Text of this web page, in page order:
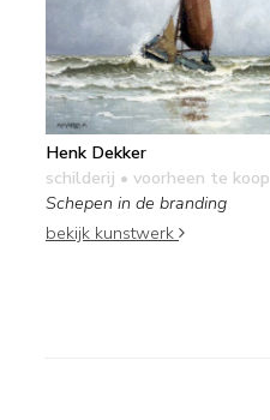
Henk Dekker
schilderij • voorheen te koop
Schepen in de branding
bekijk kunstwerk